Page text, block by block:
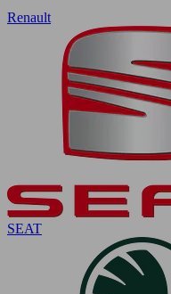
Renault
SEAT